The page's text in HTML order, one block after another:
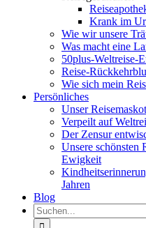
Krank im
Wie wir unsere
Was macht eine
50plus-Weltreise-
Reise-
Wie sich mein
Persönliches
Unser
Verpeilt auf
Der Zensur
Unsere schönsten
Ewigkeit
Jahren
Blog
Suche
nach: